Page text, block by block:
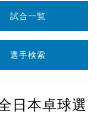
試合一覧
選手検索
日本卓球選